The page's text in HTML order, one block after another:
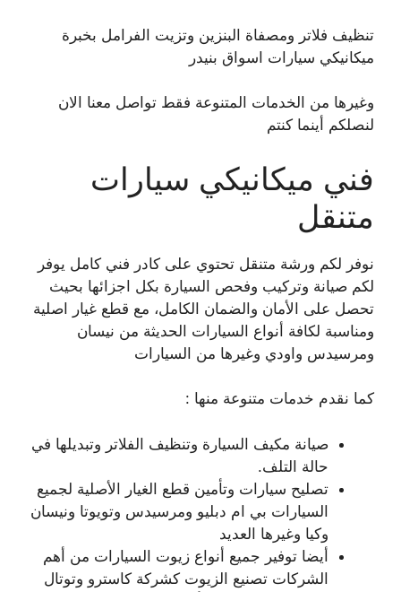
تنظيف فلاتر ومصفاة البنزين وتزيت الفرامل بخبرة
ميكانيكي سيارات اسواق بنيدر
وغيرها من الخدمات المتنوعة فقط تواصل معنا الان
لنصلكم أينما كنتم
فني ميكانيكي سيارات
متنقل
نوفر لكم ورشة متنقل تحتوي على كادر فني كامل يوفر
لكم صيانة وتركيب وفحص السيارة بكل اجزائها بحيث
تحصل على الأمان والضمان الكامل، مع قطع غيار اصلية
ومناسبة لكافة أنواع السيارات الحديثة من نيسان
ومرسيدس واودي وغيرها من السيارات
كما نقدم خدمات متنوعة منها :
صيانة مكيف السيارة وتنظيف الفلاتر وتبديلها في
حالة التلف.
تصليح سيارات وتأمين قطع الغيار الأصلية لجميع
السيارات بي ام دبليو ومرسيدس وتويوتا ونيسان
وكيا وغيرها العديد
أيضا توفير جميع أنواع زيوت السيارات من أهم
الشركات تصنيع الزيوت كشركة كاسترو وتوتال